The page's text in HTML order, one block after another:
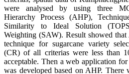
were analysed by using three
Hierarchy Process (AHP),
Similarity to Ideal Solution
Weighting (SAW). Result showed
technique for sugarcane variety
(CR) of all criterias were less than
acceptable. Then a web application for
was developed based on AHP. There